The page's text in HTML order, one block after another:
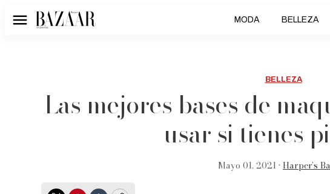
Menú MODA BELLEZA
BELLEZA
Las mejores bases de
usar si tienes
Mayo 01, 2021 • Harper’s